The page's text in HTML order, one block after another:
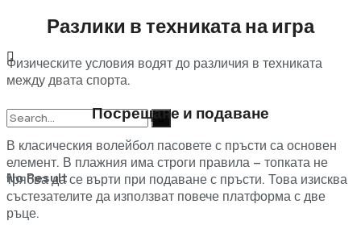
No Result
Разлики в техниката на игра
Физическите условия водят до различия в техниката
между двата спорта.
Посрещане и подаване
В класическия волейбол пасовете с пръсти са основен
елемент. В плажния има строги правила – топката не
трябва да се върти при подаване с пръсти. Това изисква
състезателите да използват повече платформа с две
ръце.